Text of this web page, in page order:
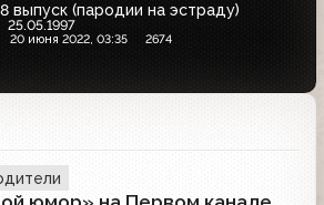
выпуск (пародии на эстраду)
25.05.1997
20 июня 2022, 03:35 2674